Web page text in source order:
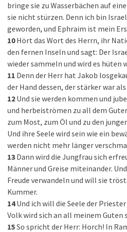
bringe sie zu Wasserbächen auf
sie nicht stürzen. Denn ich bin
geworden, und Ephraim ist mein
10 Hört das Wort des Herrn, ihr
den fernen Inseln und sagt: Der
wieder sammeln und wird es hüten
11 Denn der Herr hat Jakob
der Hand dessen, der stärker war als
12 Und sie werden kommen und
und herbeiströmen zu all dem
zum Most, zum Öl und zu den
Und ihre Seele wird sein wie ein
werden nicht mehr länger
13 Dann wird die Jungfrau sich
Männer und Greise miteinander.
Freude verwandeln und will sie
Kummer.
14 Und ich will die Seele der
Volk wird sich an all meinem
15So spricht der Herr: Horch! In